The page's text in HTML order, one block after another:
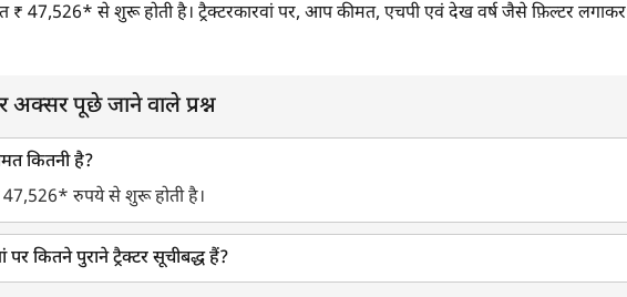
₹ 47,526* से शुरू होती है। ट्रैक्टरकारवां पर, आप कीमत, एचपी एवं देख वर्ष जैसे फ़िल्टर
अक्सर पूछे जाने वाले प्रश्न
कितनी है?
47,526* रुपये से शुरू होती है।
पर कितने पुराने ट्रैक्टर सूचीबद्ध हैं?